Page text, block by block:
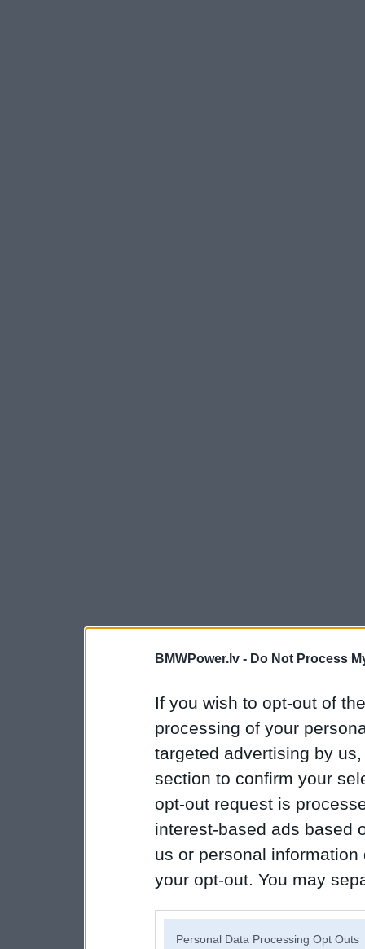
BMWPower.lv - Do Not Process
If you wish to opt-out of
processing of your
targeted advertising by
section to confirm your
opt-out request is
interest-based ads based
us or personal
your opt-out. You may
Personal Data Processing Opt Outs